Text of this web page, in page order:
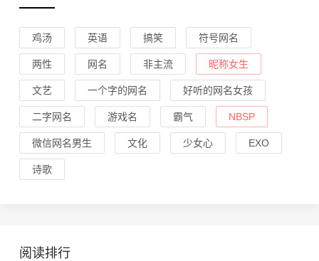
鸡汤 英语 搞笑 符号网名
两性 网名 非主流 昵称女生
文艺 一个字的网名 好听的网名女孩
二字网名 游戏名 霸气 NBSP
微信网名男生 文化 少女心 EXO
诗歌
阅读排行